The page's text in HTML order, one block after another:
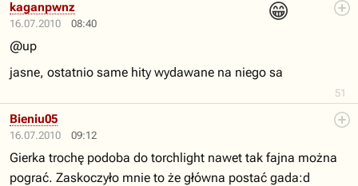
16.07.2010 08:40
😁
51
kaganpwnz
@up
jasne, ostatnio same hity wydawane na niego sa
16.07.2010 09:12
Bieniu05
Gierka trochę podoba do torchlight nawet tak fajna można
pograć. Zaskoczyło mnie to że główna postać gada:d